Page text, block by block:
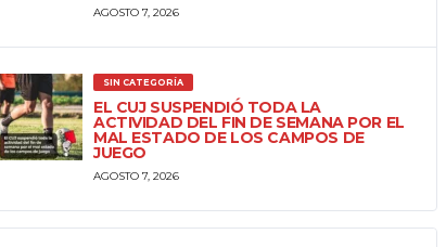
AGOSTO 7, 2026
SIN CATEGORÍA
EL CUJ SUSPENDIÓ TODA LA
ACTIVIDAD DEL FIN DE SEMANA POR EL
MAL ESTADO DE LOS CAMPOS DE
JUEGO
AGOSTO 7, 2026